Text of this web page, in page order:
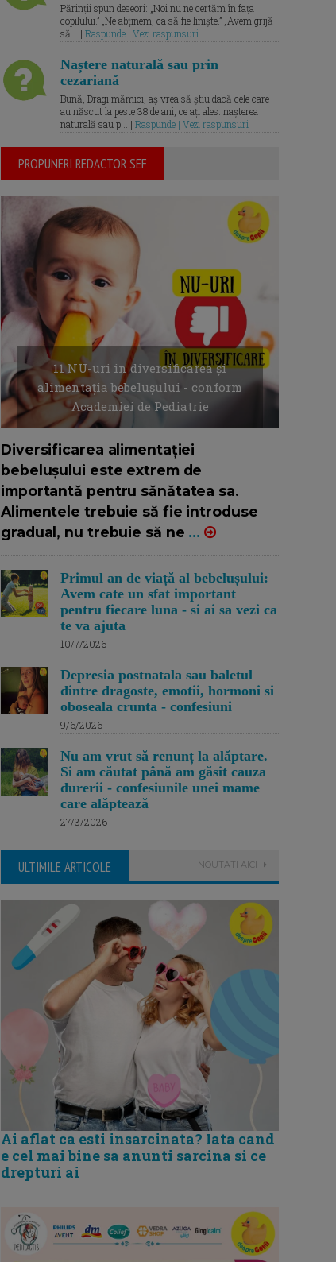
Părinții spun deseori: „Noi nu ne certăm în fața
copilului.” „Ne abținem, ca să fie liniște.” „Avem grijă
să... | Raspunde | Vezi raspunsuri
Naștere naturală sau prin
cezariană
Bună, Dragi mămici, aș vrea să știu dacă cele care
au născut la peste 38 de ani, ce ați ales: nașterea
naturală sau p... | Raspunde | Vezi raspunsuri
PROPUNERI REDACTOR SEF
11 NU-uri in diversificarea și
alimentația bebelușului - conform
Academiei de Pediatrie
Diversificarea alimentației
bebelușului este extrem de
importantă pentru sănătatea sa.
Alimentele trebuie să fie introduse
gradual, nu trebuie să ne ...
Primul an de viață al bebelușului:
Avem cate un sfat important
pentru fiecare luna - si ai sa vezi ca
te va ajuta
10/7/2026
Depresia postnatala sau baletul
dintre dragoste, emotii, hormoni si
oboseala crunta - confesiuni
9/6/2026
Nu am vrut să renunț la alăptare.
Si am căutat până am găsit cauza
durerii - confesiunile unei mame
care alăptează
27/3/2026
ULTIMILE ARTICOLE NOUTATI AICI
Ai aflat ca esti insarcinata? Iata cand
e cel mai bine sa anunti sarcina si ce
drepturi ai